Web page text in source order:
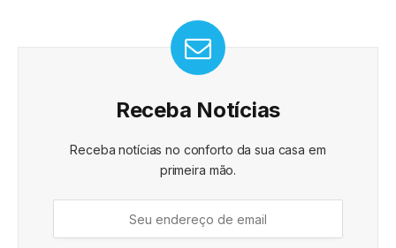
Receba Notícias
Receba notícias no conforto da sua casa em
primeira mão.